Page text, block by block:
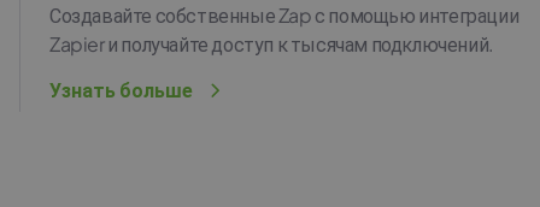
Создавайте собственные Zap с помощью интеграции
Zapier и получайте доступ к тысячам подключений.
Узнать больше